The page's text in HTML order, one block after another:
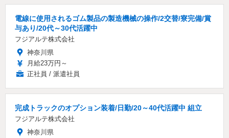
電線に使用されるゴム製品の製造機械の操作/2交替/寮完備/賞
与あり/20代～30代活躍中
フジアルテ株式会社
神奈川県
月給23万円～
正社員 / 派遣社員
完成トラックのオプション装着/日勤/20～40代活躍中 組立
フジアルテ株式会社
神奈川県